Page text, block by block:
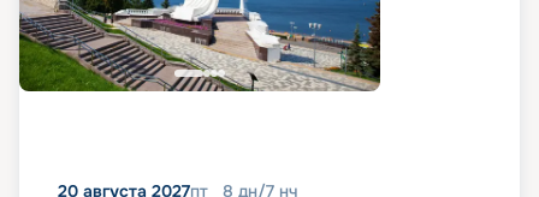
20 августа 2027пт 8 дн/7 нч